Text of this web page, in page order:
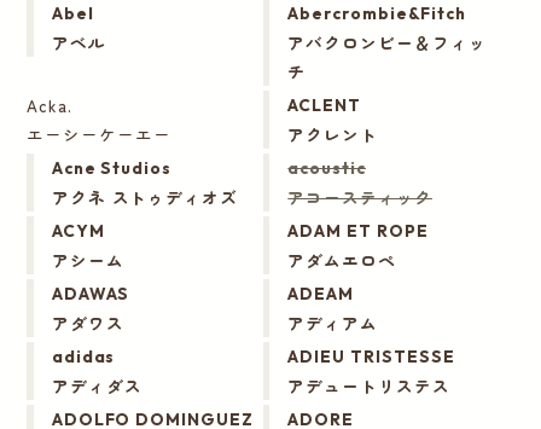
Abel
アベル
Abercrombie&Fitch
アバクロンビー＆フィッ
チ
Acka.
エーシーケーエー
ACLENT
アクレント
Acne Studios
アクネ ストゥディオズ
acoustic
アコースティック
ACYM
アシーム
ADAM ET ROPE
アダムエロペ
ADAWAS
アダワス
ADEAM
アディアム
adidas
アディダス
ADIEU TRISTESSE
アデュートリステス
ADOLFO DOMINGUEZ ADORE